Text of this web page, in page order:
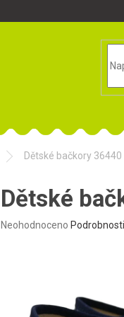
Dětské bačkory 36440
Dětské
Průměrné
Neohodnoceno